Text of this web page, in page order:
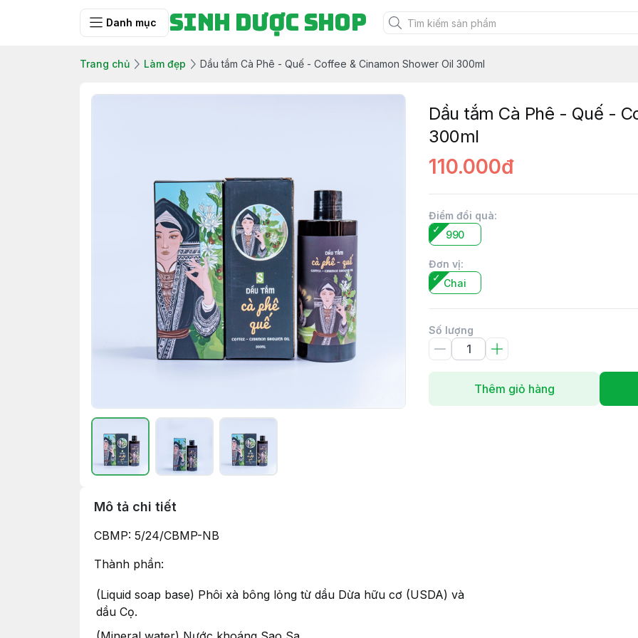
Danh mục Sinh Dược Shop
Trang chủ Làm đẹp Dầu tắm Cà Phê - Quế - Coffee & Cinamon Shower Oil 300ml
Dầu tắm Cà Phê - Quế -
300ml
110.000đ
Điểm đổi quà:
990
Đơn vị:
Chai
Số lượng
Thêm giỏ hàng
Mô tả chi tiết
CBMP: 5/24/CBMP-NB
Thành phần:
(Liquid soap base) Phôi xà bông lỏng từ dầu Dừa hữu cơ (USDA) và
dầu Cọ.